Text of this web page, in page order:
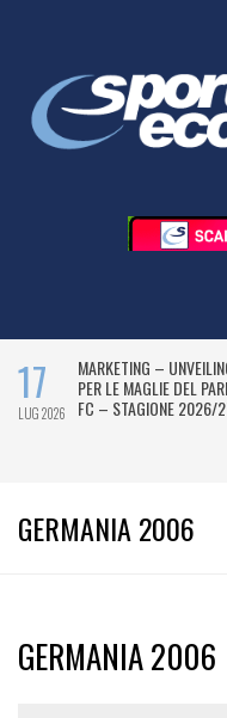
17
LUG 2026
MARKETING –
PER LE MAGLIE DEL
FC – STAGIONE 2026/
GERMANIA 2006
GERMANIA 2006